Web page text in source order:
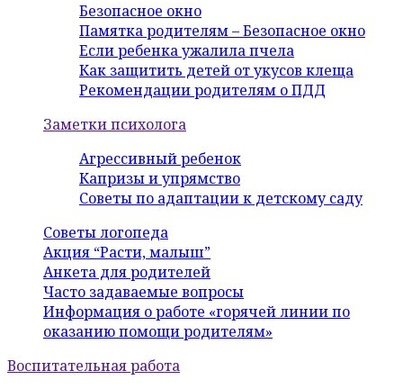
Безопасное окно
Памятка родителям – Безопасное окно
Если ребенка ужалила пчела
Как защитить детей от укусов клеща
Рекомендации родителям о ПДД
Заметки психолога
Агрессивный ребенок
Капризы и упрямство
Советы по адаптации к детскому саду
Советы логопеда
Акция “Расти, малыш”
Анкета для родителей
Часто задаваемые вопросы
Информация о работе «горячей линии по
оказанию помощи родителям»
Воспитательная работа